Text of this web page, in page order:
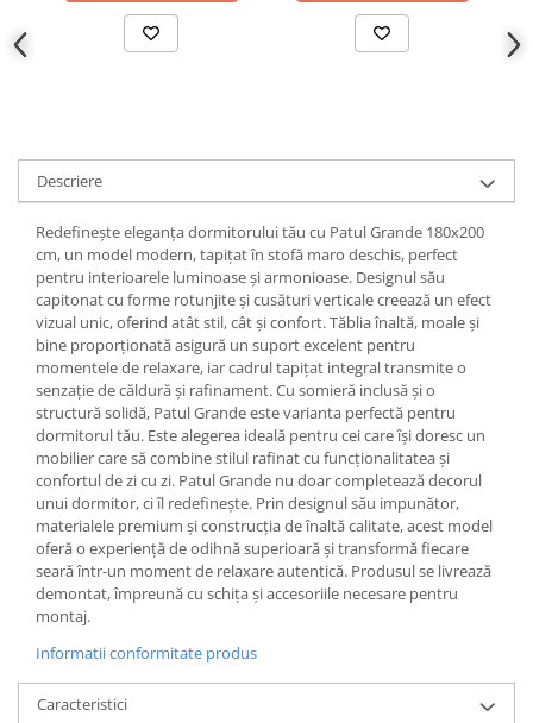
Descriere
Redefinește eleganța dormitorului tău cu Patul Grande 180x200
cm, un model modern, tapițat în stofă maro deschis, perfect
pentru interioarele luminoase și armonioase. Designul său
capitonat cu forme rotunjite și cusături verticale creează un efect
vizual unic, oferind atât stil, cât și confort. Tăblia înaltă, moale și
bine proporționată asigură un suport excelent pentru
momentele de relaxare, iar cadrul tapițat integral transmite o
senzație de căldură și rafinament. Cu somieră inclusă și o
structură solidă, Patul Grande este varianta perfectă pentru
dormitorul tău. Este alegerea ideală pentru cei care își doresc un
mobilier care să combine stilul rafinat cu funcționalitatea și
confortul de zi cu zi. Patul Grande nu doar completează decorul
unui dormitor, ci îl redefinește. Prin designul său impunător,
materialele premium și construcția de înaltă calitate, acest model
oferă o experiență de odihnă superioară și transformă fiecare
seară într-un moment de relaxare autentică. Produsul se livrează
demontat, împreună cu schița și accesoriile necesare pentru
montaj.
Informatii conformitate produs
Caracteristici